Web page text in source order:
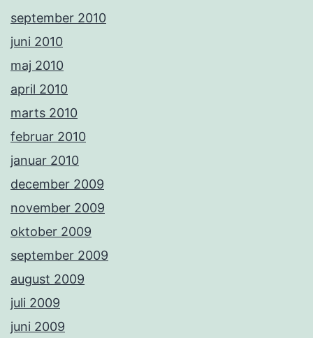
september 2010
juni 2010
maj 2010
april 2010
marts 2010
februar 2010
januar 2010
december 2009
november 2009
oktober 2009
september 2009
august 2009
juli 2009
juni 2009